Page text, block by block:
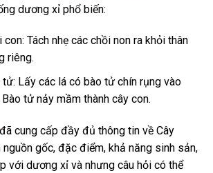
dương xỉ phổ biến:
con: Tách nhẹ các chồi non ra khỏi thân
riêng.
tử: Lấy các lá có bào tử chín rụng vào
tử nảy mầm thành cây con.
đã cung cấp đầy đủ thông tin về Cây
gốc, đặc điểm, khả năng sinh sản,
với dương xỉ và nhưng câu hỏi có thể